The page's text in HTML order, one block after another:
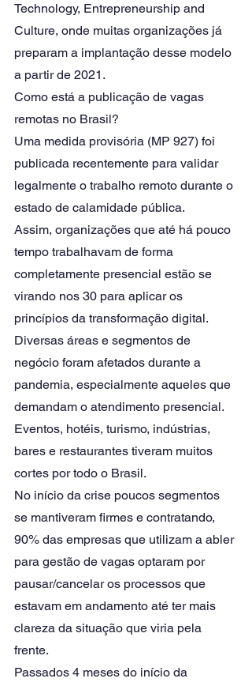
Technology, Entrepreneurship and
Culture, onde muitas organizações já
preparam a implantação desse modelo
a partir de 2021.
Como está a publicação de vagas
remotas no Brasil?
Uma medida provisória (MP 927) foi
publicada recentemente para validar
legalmente o trabalho remoto durante o
estado de calamidade pública.
Assim, organizações que até há pouco
tempo trabalhavam de forma
completamente presencial estão se
virando nos 30 para aplicar os
princípios da transformação digital.
Diversas áreas e segmentos de
negócio foram afetados durante a
pandemia, especialmente aqueles que
demandam o atendimento presencial.
Eventos, hotéis, turismo, indústrias,
bares e restaurantes tiveram muitos
cortes por todo o Brasil.
No início da crise poucos segmentos
se mantiveram firmes e contratando,
90% das empresas que utilizam a abler
para gestão de vagas optaram por
pausar/cancelar os processos que
estavam em andamento até ter mais
clareza da situação que viria pela
frente.
Passados 4 meses do início da